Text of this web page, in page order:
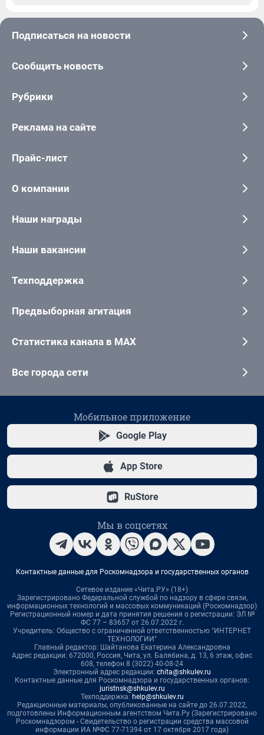
Подписаться на новости
Сообщить новость
Рубрики
Реклама на сайте
Прайс-лист
О компании
Наши награды
Наши вакансии
Техподдержка
Предвыборная агитация
Статистика канала в MAX
Все города сети
Мобильное приложение
Google Play
App Store
RuStore
Мы в соцсетях
Контактные данные для Роскомнадзора и государственных органов
Сетевое издание «Чита.РУ» (18+)
Зарегистрировано Федеральной службой по надзору в сфере связи,
информационных технологий и массовых коммуникаций (Роскомнадзор)
Регистрационный номер и дата принятия решения о регистрации: ЭЛ №
ФС 77 – 83657 от 26.07.2022 г.
Учредитель: Общество с ограниченной ответственностью "ИНТЕРНЕТ
ТЕХНОЛОГИИ"
Главный редактор: Шайтанова Екатерина Александровна
Адрес редакции: 672000, Россия, Чита, ул. Балябина, д. 13, 6 этаж, офис
608, телефон 8 (3022) 40-08-24
Электронный адрес редакции: chita@shkulev.ru
Контактные данные для Роскомнадзора и государственных органов:
juristnsk@shkulev.ru
Техподдержка: help@shkulev.ru
Редакционные материалы, опубликованные на сайте до 26.07.2022,
подготовлены Информационным агентством Чита.Ру (Зарегистрировано
Роскомнадзором - Свидетельство о регистрации средства массовой
информации ИА №ФС 77-71394 от 17 октября 2017 года)